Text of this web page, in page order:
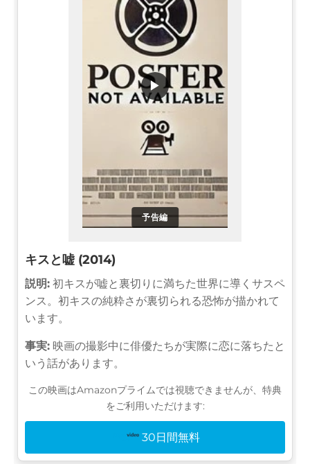
予告編
▶
キスと嘘 (2014)
説明: 初キスが嘘と裏切りに満ちた世界に導くサスペ
ンス。初キスの純粋さが裏切られる恐怖が描かれて
います。
事実: 映画の撮影中に俳優たちが実際に恋に落ちたと
いう話があります。
この映画はAmazonプライムでは視聴できませんが、特典
をご利用いただけます:
30日間無料